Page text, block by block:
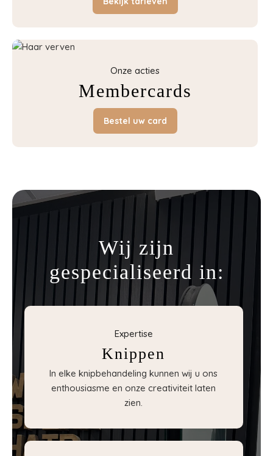
Onze acties
Membercards
Bestel uw card
Wij zijn
gespecialiseerd in:
Expertise
Knippen
In elke knipbehandeling kunnen wij u ons
enthousiasme en onze creativiteit laten
zien.